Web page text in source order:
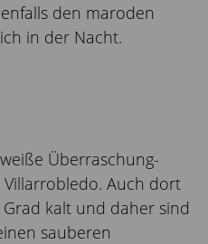
den maroden
in der Nacht.
Überraschung-
Villarrobledo. Auch dort
kalt und daher sind
sauberen